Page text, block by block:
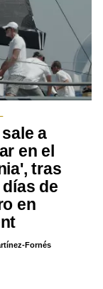
a
en el
tras
de
en
Fornés